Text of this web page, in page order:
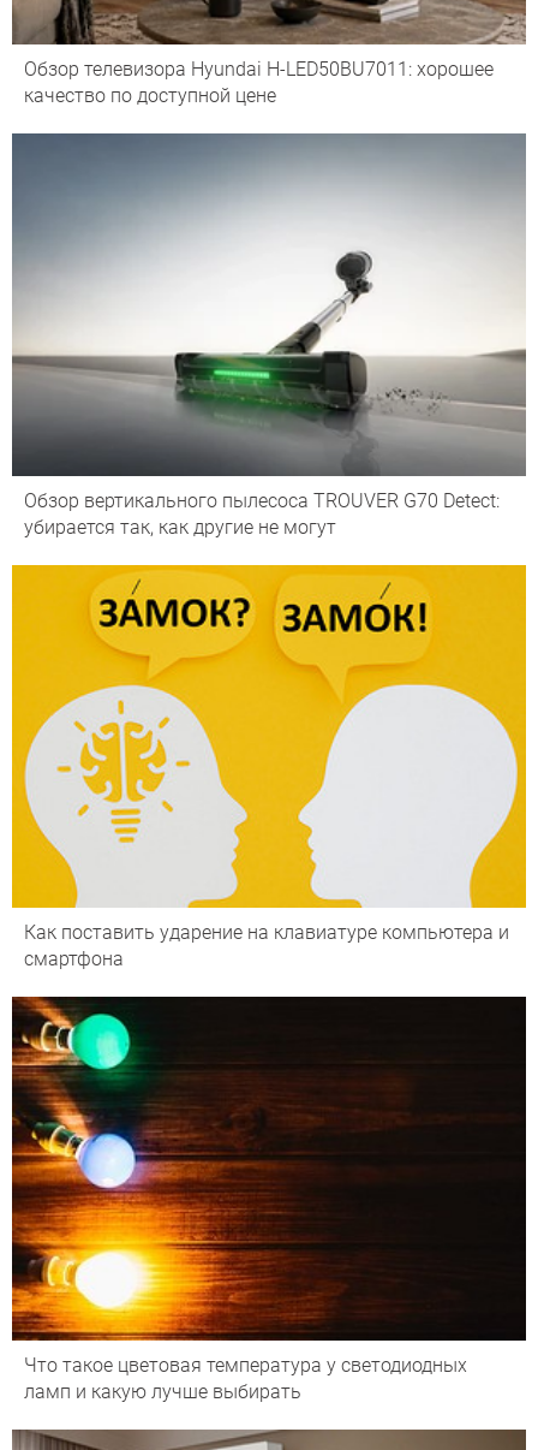
Обзор телевизора Hyundai H-LED50BU7011: хорошее
качество по доступной цене
Обзор вертикального пылесоса TROUVER G70 Detect:
убирается так, как другие не могут
Как поставить ударение на клавиатуре компьютера и
смартфона
Что такое цветовая температура у светодиодных
ламп и какую лучше выбирать